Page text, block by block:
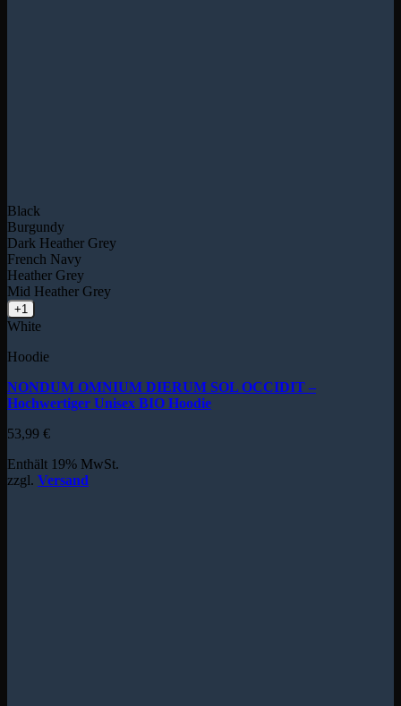
Black
Burgundy
Dark Heather Grey
French Navy
Heather Grey
Mid Heather Grey
+1
White
Hoodie
NONDUM OMNIUM DIERUM SOL OCCIDIT –
Hochwertiger Unisex BIO Hoodie
53,99 €
Enthält 19% MwSt.
zzgl. Versand